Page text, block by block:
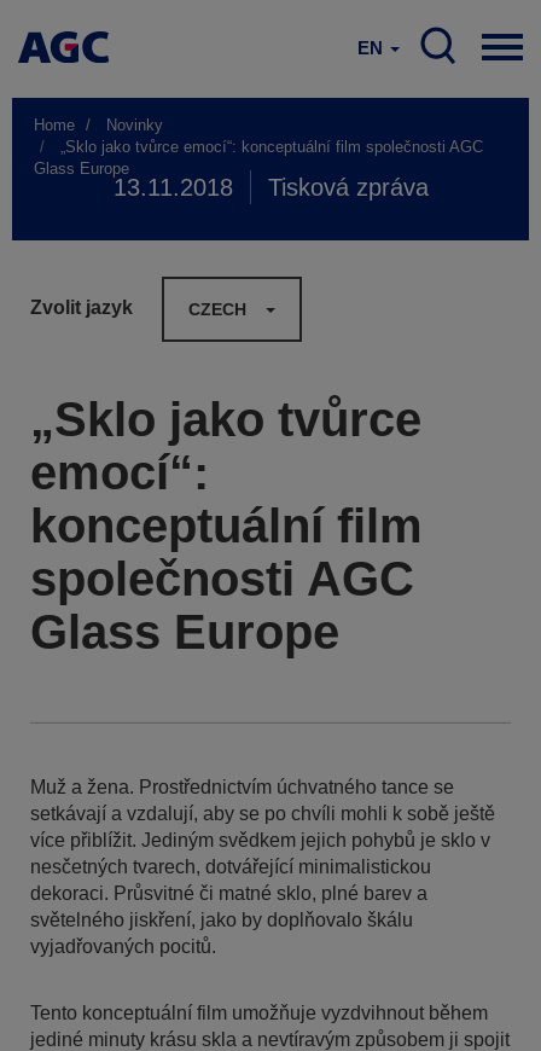
EN
Home
Novinky
„Sklo jako tvůrce emocí“: konceptuální film společnosti AGC
Glass Europe
13.11.2018 Tisková zpráva
Zvolit jazyk CZECH
„Sklo jako tvůrce
emocí“:
konceptuální film
společnosti AGC
Glass Europe
Muž a žena. Prostřednictvím úchvatného tance se
setkávají a vzdalují, aby se po chvíli mohli k sobě ještě
více přiblížit. Jediným svědkem jejich pohybů je sklo v
nesčetných tvarech, dotvářející minimalistickou
dekoraci. Průsvitné či matné sklo, plné barev a
světelného jiskření, jako by doplňovalo škálu
vyjadřovaných pocitů.
Tento konceptuální film umožňuje vyzdvihnout během
jediné minuty krásu skla a nevtíravým způsobem ji spojit